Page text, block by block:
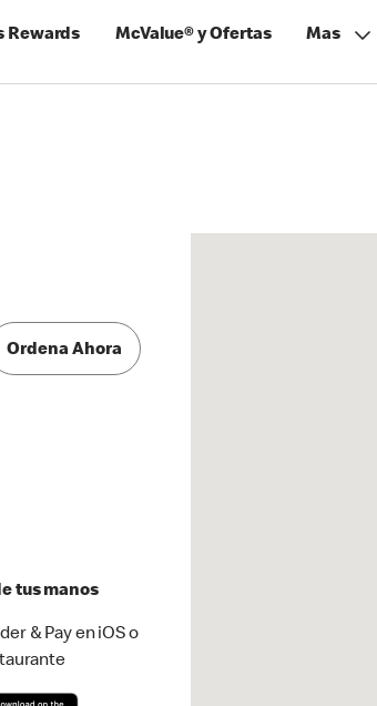
Rewards McValue® y Ofertas Mas
Ordena Ahora
tus manos
& Pay en iOS o